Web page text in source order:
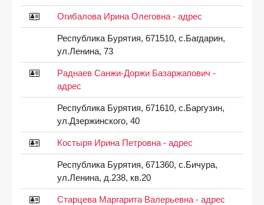
Огибалова Ирина Олеговна - адрес
Республика Бурятия, 671510, с.Багдарин,
ул.Ленина, 73
Раднаев Санжи-Доржи Базаржапович -
адрес
Республика Бурятия, 671610, с.Баргузин,
ул.Дзержинского, 40
Костыря Ирина Петровна - адрес
Республика Бурятия, 671360, с.Бичура,
ул.Ленина, д.238, кв.20
Старцева Маргарита Валерьевна - адрес